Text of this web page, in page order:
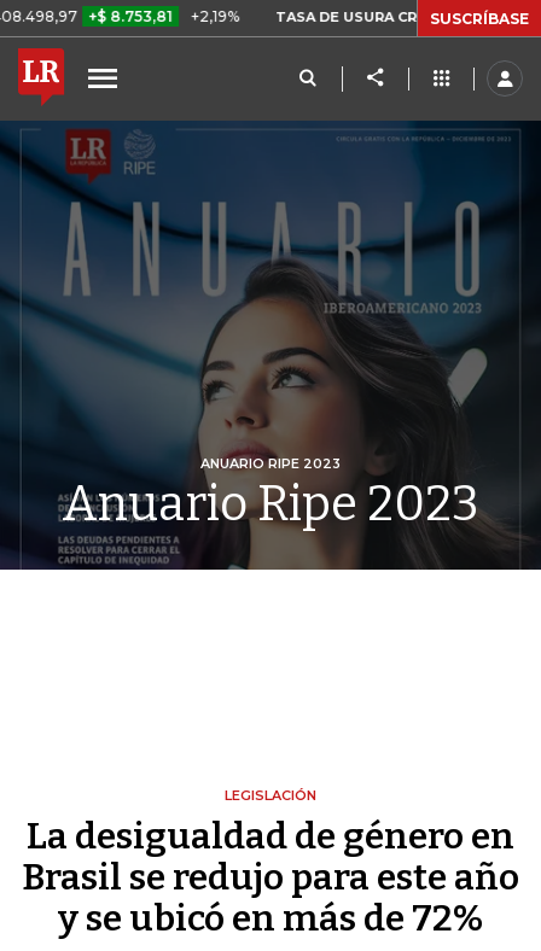
8.753,81 +2,19% TASA DE USURA CRÉDITO CONSUMO 29,66%
SUSCRÍBASE
ANUARIO RIPE 2023
Anuario Ripe 2023
LEGISLACIÓN
La desigualdad de género en
Brasil se redujo para este año
y se ubicó en más de 72%